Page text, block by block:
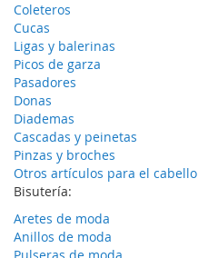
Coleteros
Cucas
Ligas y balerinas
Picos de garza
Pasadores
Donas
Diademas
Cascadas y peinetas
Pinzas y broches
Otros artículos para el cabello
Bisutería:
Aretes de moda
Anillos de moda